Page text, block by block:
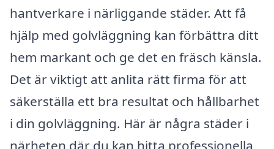
hantverkare i närliggande städer. Att få
hjälp med golvläggning kan förbättra ditt
hem markant och ge det en fräsch känsla.
Det är viktigt att anlita rätt firma för att
säkerställa ett bra resultat och hållbarhet
i din golvläggning. Här är några städer i
närheten där du kan hitta professionella